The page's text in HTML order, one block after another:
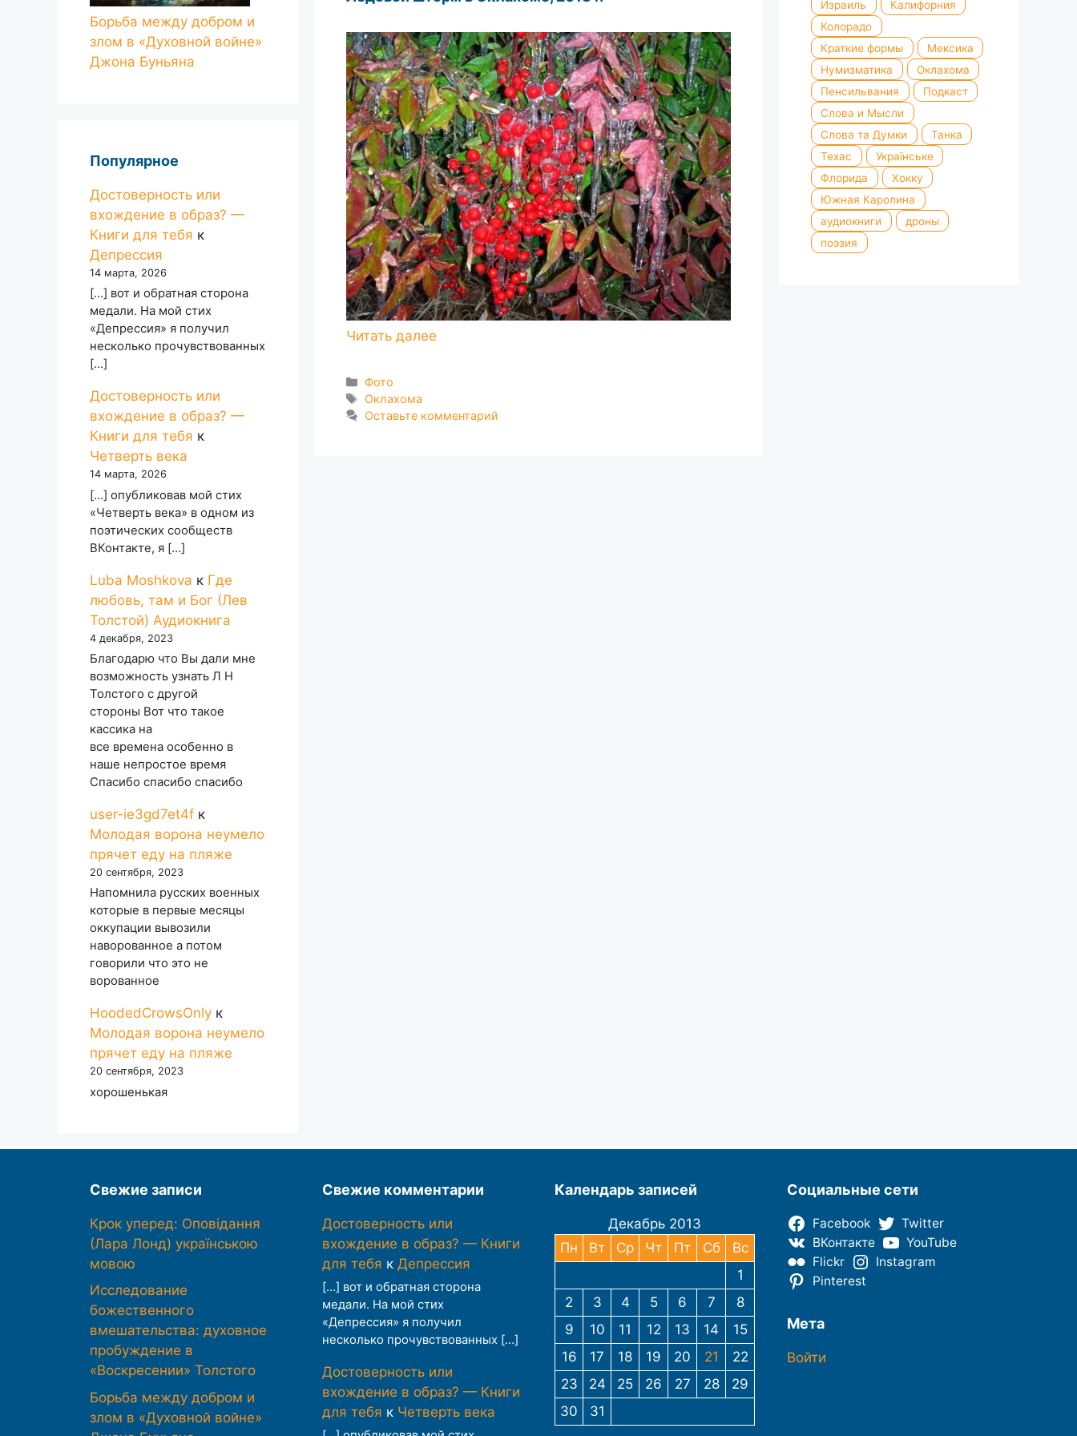
Рубрики
Фото
Метки
Оклахома
Оставьте комментарий
Борьба между добром и
злом в «Духовной войне»
Джона Буньяна
Популярное
Достоверность или
вхождение в образ? —
Книги для тебя к
Депрессия
14 марта, 2026
[…] вот и обратная сторона
медали. На мой стих
«Депрессия» я получил
несколько прочувствованных
[…]
Достоверность или
вхождение в образ? —
Книги для тебя к
Четверть века
14 марта, 2026
[…] опубликовав мой стих
«Четверть века» в одном из
поэтических сообществ
ВКонтакте, я […]
Luba Moshkova к Где
любовь, там и Бог (Лев
Толстой) Аудиокнига
4 декабря, 2023
Благодарю что Вы дали мне
возможность узнать Л Н
Толстого с другой
стороны Вот что такое
кассика на
все времена особенно в
наше непростое время
Спасибо спасибо спасибо
user-ie3gd7et4f к
Молодая ворона неумело
прячет еду на пляже
20 сентября, 2023
Напомнила русских военных
которые в первые месяцы
оккупации вывозили
наворованное а потом
говорили что это не
ворованное
HoodedCrowsOnly к
Молодая ворона неумело
прячет еду на пляже
20 сентября, 2023
хорошенькая
Израиль
Калифорния
Колорадо
Краткие формы
Мексика
Нумизматика
Оклахома
Пенсильвания
Подкаст
Слова и Мысли
Слова та Думки
Танка
Техас
Українське
Флорида
Хокку
Южная Каролина
аудиокниги
дроны
поэзия
Свежие записи
Крок уперед: Оповідання
(Лара Лонд) українською
мовою
Исследование
божественного
вмешательства: духовное
пробуждение в
«Воскресении» Толстого
Борьба между добром и
злом в «Духовной войне»
Свежие комментарии
Достоверность или
вхождение в образ? — Книги
для тебя к Депрессия
[…] вот и обратная сторона
медали. На мой стих
«Депрессия» я получил
несколько прочувствованных […]
Достоверность или
вхождение в образ? — Книги
для тебя к Четверть века
Календарь записей
Декабрь 2013
Пн
Вт Ср Чт Пт Сб
Вс
1
2
3 4 5 6 7
8
9
10 11 12 13 14
15
16
17 18 19 20 21
22
23
24 25 26 27 28
29
30
31
Социальные сети
Facebook
Twitter
ВКонтакте
YouTube
Flickr
Instagram
Pinterest
Мета
Войти